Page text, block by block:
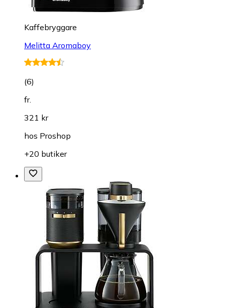
Kaffebryggare
Melitta Aromaboy
(6)
fr.
321 kr
hos Proshop
+20 butiker